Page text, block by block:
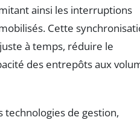
ainsi les interruptions
Cette
à temps, réduire le
des entrepôts aux
technologies de gestion,